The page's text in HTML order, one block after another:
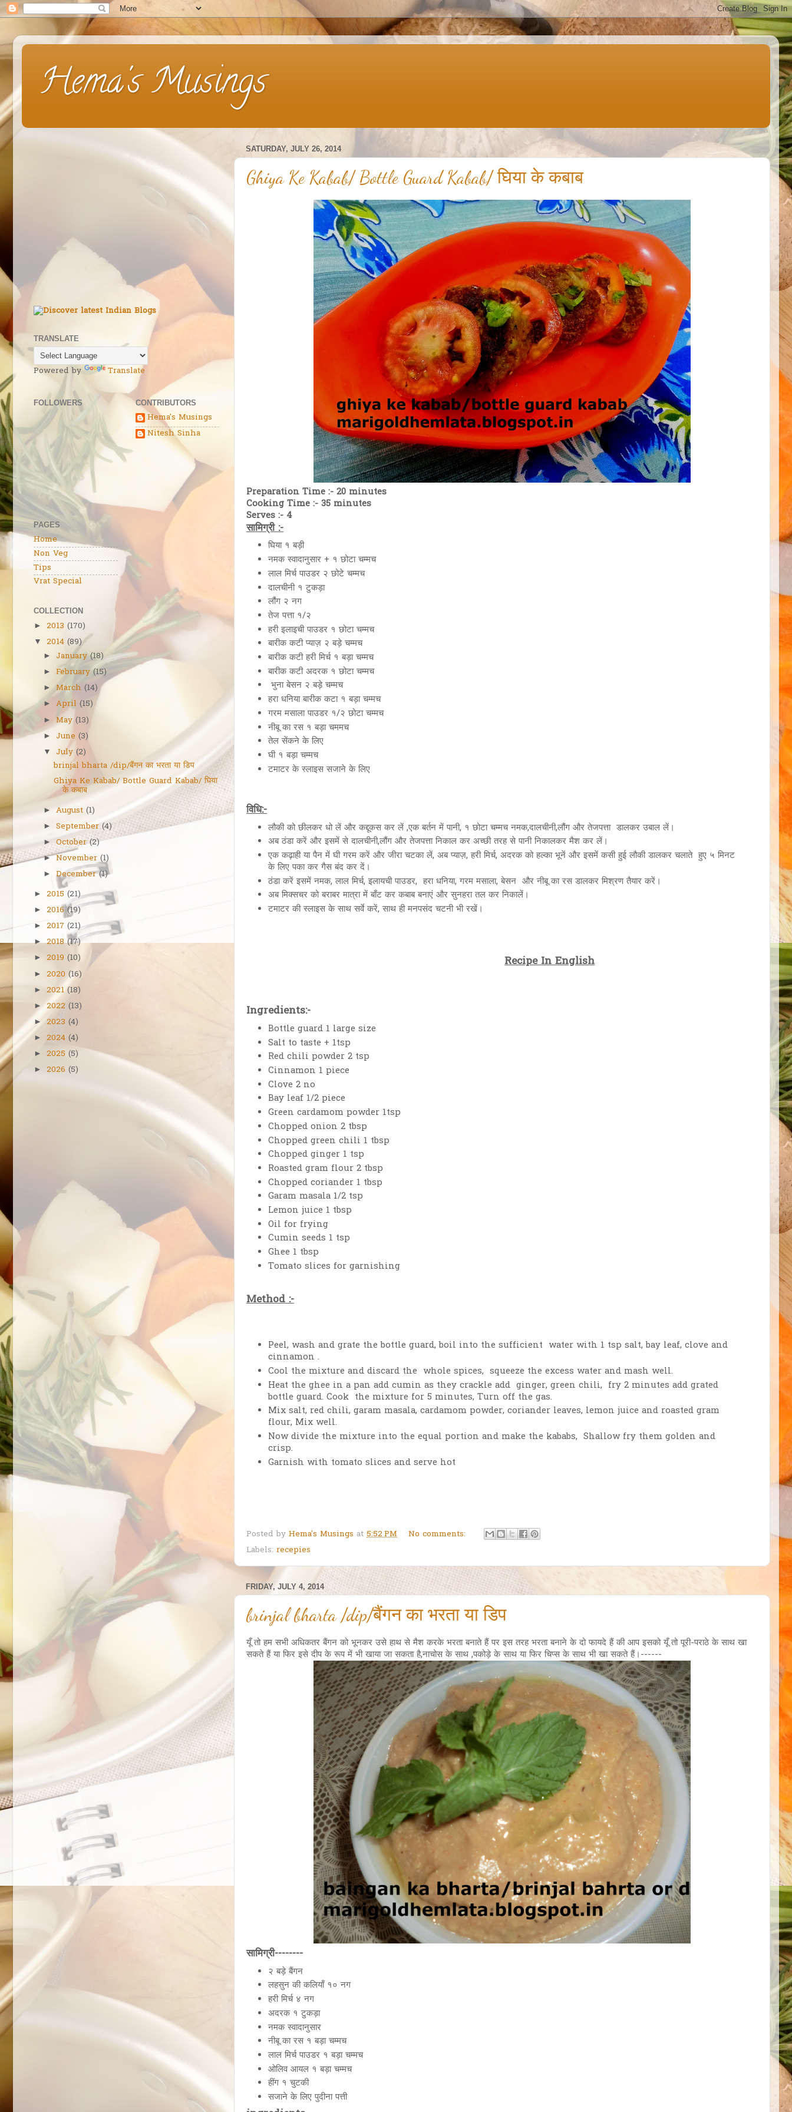
Hema's Musings
SATURDAY, JULY 26, 2014
Ghiya Ke Kabab/ Bottle Guard Kabab/ घिया के कबाब
Preparation Time :- 20 minutes
Cooking Time :- 35 minutes
Serves :- 4
सामिग्री :-
घिया १ बड़ी
नमक स्वादानुसार + १ छोटा चम्मच
लाल मिर्च पाउडर २ छोटे चम्मच
दालचीनी १ टुकड़ा
लौंग २ नग
तेज पत्ता १/२
हरी इलाइची पाउडर १ छोटा चम्मच
बारीक कटी प्याज़ २ बड़े चम्मच
बारीक कटी हरी मिर्च १ बड़ा चम्मच
बारीक कटी अदरक १ छोटा चम्मच
भुना बेसन २ बड़े चम्मच
हरा धनिया बारीक कटा १ बड़ा चम्मच
गरम मसाला पाउडर १/२ छोटा चम्मच
नीबू का रस १ बड़ा चममच
तेल सेंकने के लिए
घी १ बड़ा चम्मच
टमाटर के स्लाइस सजाने के लिए
विधि:-
लौकी को छीलकर धो लें और कद्दूकस कर लें ,एक बर्तन में पानी, १ छोटा चम्मच नमक,दालचीनी,लौंग और तेजपत्ता डालकर उबाल लें।
अब ठंडा करें और इसमें से दालचीनी,लौंग और तेजपत्ता निकाल कर अच्छी तरह से पानी निकालकर मैश कर लें।
एक कढ़ाही या पैन में घी गरम करें और जीरा चटका लें, अब प्याज़, हरी मिर्च, अदरक को हल्का भूनें और इसमें कसी हुई लौकी डालकर चलाते हुए ५ मिनट
के लिए पका कर गैस बंद कर दें।
ठंडा करें इसमें नमक, लाल मिर्च, इलायची पाउडर, हरा धनिया, गरम मसाला, बेसन और नीबू का रस डालकर मिश्रण तैयार करें।
अब मिक्सचर को बराबर मात्रा में बाँट कर कबाब बनाएं और सुनहरा तल कर निकालें।
टमाटर की स्लाइस के साथ सर्वे करें, साथ ही मनपसंद चटनी भी रखें।
Recipe In English
Ingredients:-
Bottle guard 1 large size
Salt to taste + 1tsp
Red chili powder 2 tsp
Cinnamon 1 piece
Clove 2 no
Bay leaf 1/2 piece
Green cardamom powder 1tsp
Chopped onion 2 tbsp
Chopped green chili 1 tbsp
Chopped ginger 1 tsp
Roasted gram flour 2 tbsp
Chopped coriander 1 tbsp
Garam masala 1/2 tsp
Lemon juice 1 tbsp
Oil for frying
Cumin seeds 1 tsp
Ghee 1 tbsp
Tomato slices for garnishing
Method :-
Peel, wash and grate the bottle guard, boil into the sufficient water with 1 tsp salt, bay leaf, clove and
cinnamon .
Cool the mixture and discard the whole spices, squeeze the excess water and mash well.
Heat the ghee in a pan add cumin as they crackle add ginger, green chili, fry 2 minutes add grated
bottle guard. Cook the mixture for 5 minutes, Turn off the gas.
Mix salt, red chili, garam masala, cardamom powder, coriander leaves, lemon juice and roasted gram
flour, Mix well.
Now divide the mixture into the equal portion and make the kababs, Shallow fry them golden and
crisp.
Garnish with tomato slices and serve hot
Posted by Hema's Musings at 5:52 PM
No comments:
Labels: recepies
FRIDAY, JULY 4, 2014
brinjal bharta /dip/बैंगन का भरता या डिप
यूँ तो हम सभी अधिकतर बैंगन को भूनकर उसे हाथ से मैश करके भरता बनाते हैं पर इस तरह भरता बनाने के दो फायदे हैं की आप इसको यूँ तो पूरी-पराठे के साथ खा
सकते हैं या फिर इसे दीप के रूप में भी खाया जा सकता है,नाचोस के साथ ,पकोड़े के साथ या फिर चिप्स के साथ भी खा सकते हैं।------
सामिग्री--------
२ बड़े बैंगन
लहसुन की कलियाँ १० नग
हरी मिर्च ४ नग
अदरक १ टुकड़ा
नमक स्वादानुसार
नीबू का रस १ बड़ा चम्मच
लाल मिर्च पाउडर १ बड़ा चम्मच
ओलिव आयल १ बड़ा चम्मच
हींग १ चुटकी
सजाने के लिए पुदीना पत्ती
TRANSLATE
Powered by Translate
FOLLOWERS
PAGES
Home
Non Veg
Tips
Vrat Special
CONTRIBUTORS
Hema's Musings
Nitesh Sinha
COLLECTION
► 2013 (170)
▼ 2014 (89)
►January (18)
►February (15)
►March (14)
►April (15)
►May (13)
►June (3)
▼ July (2)
brinjal bharta /dip/बैंगन का भरता या डिप
Ghiya Ke Kabab/ Bottle Guard Kabab/ घिया
के कबाब
► August (1)
►September (4)
►October (2)
►November (1)
►December (1)
► 2015 (21)
► 2016 (19)
► 2017 (21)
►2018 (17)
► 2019 (10)
► 2020 (16)
► 2021 (18)
► 2022 (13)
► 2023 (4)
► 2024 (4)
► 2025 (5)
► 2026 (5)